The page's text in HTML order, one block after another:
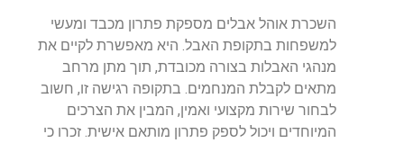
השכרת אוהל אבלים מספקת פתרון מכבד ומעשי
למשפחות בתקופת האבל. היא מאפשרת לקיים את
מנהגי האבלות בצורה מכובדת, תוך מתן מרחב
מתאים לקבלת המנחמים. בתקופה רגישה זו, חשוב
לבחור שירות מקצועי ואמין, המבין את הצרכים
המיוחדים ויכול לספק פתרון מותאם אישית. זכרו כי